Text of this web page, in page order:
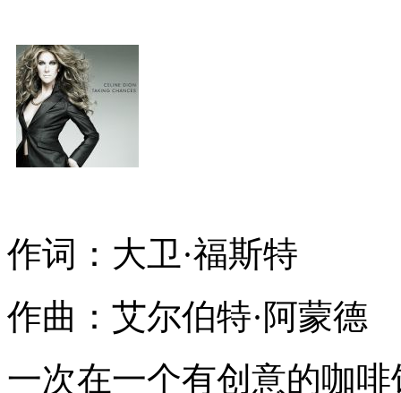
作词：大卫·福斯特
作曲：艾尔伯特·阿蒙德
一次在一个有创意的咖